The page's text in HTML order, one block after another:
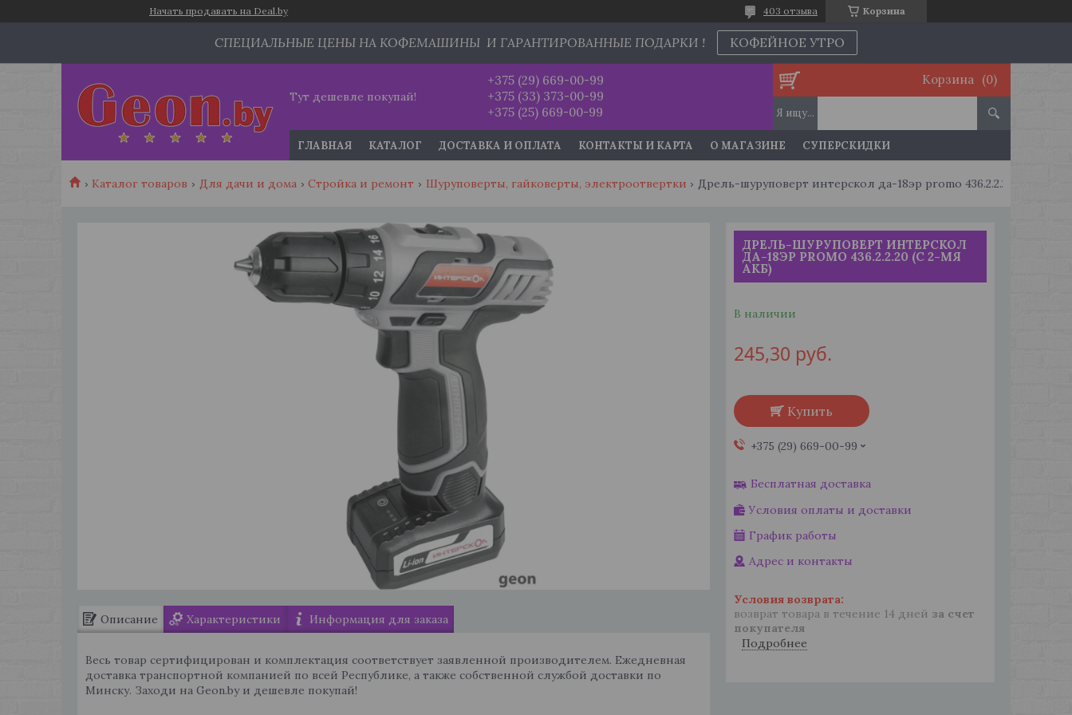
Начать продавать на Deal.by Корзина
403 отзыва
СПЕЦИАЛЬНЫЕ ЦЕНЫ НА КОФЕМАШИНЫ И ГАРАНТИРОВАННЫЕ ПОДАРКИ ! КОФЕЙНОЕ УТРО
Тут дешевле покупай!
+375 (29) 669-00-99
+375 (33) 373-00-99
+375 (25) 669-00-99
Корзина
ГЛАВНАЯ КАТАЛОГ ДОСТАВКА И ОПЛАТА КОНТАКТЫ И КАРТА О МАГАЗИНЕ СУПЕРСКИДКИ
Каталог товаров Для дачи и дома Стройка и ремонт Шуруповерты, гайковерты, электроотвертки
Описание Характеристики Информация для заказа
Весь товар сертифицирован и комплектация соответствует заявленной производителем. Ежедневная
доставка транспортной компанией по всей Республике, а также собственной службой доставки по
Минску. Заходи на Geon.by и дешевле покупай!
ДРЕЛЬ-ШУРУПОВЕРТ ИНТЕРСКОЛ
ДА-18ЭР PROMO 436.2.2.20 (С 2-МЯ
АКБ)
В наличии
245,30 руб.
Купить
+375 (29) 669-00-99
Бесплатная доставка
Условия оплаты и доставки
График работы
Адрес и контакты
возврат товара в течение 14 дней за счет
покупателя
Подробнее